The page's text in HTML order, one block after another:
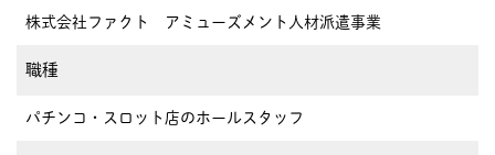
株式会社ファクト アミューズメント人材派遣事業
職種
パチンコ・スロット店のホールスタッフ